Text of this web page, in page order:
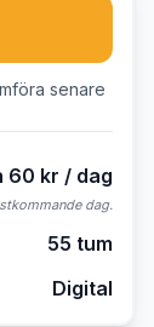
senare
60 kr / dag
dag.
55 tum
Digital